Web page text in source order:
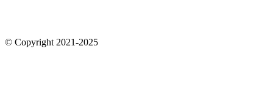
© Copyright 2021-2025